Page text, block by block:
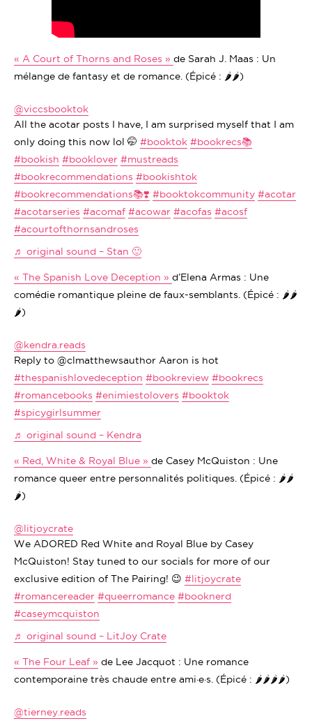
« A Court of Thorns and Roses » de Sarah J. Maas : Un
mélange de fantasy et de romance. (Épicé : 🌶️🌶️)
@viccsbooktok
All the acotar posts I have, I am surprised myself that I am
only doing this now lol 🤭 #booktok #bookrecs📚
#bookish #booklover #mustreads
#bookrecommendations #bookishtok
#bookrecommendations📚❣️ #booktokcommunity #acotar
#acotarseries #acomaf #acowar #acofas #acosf
#acourtofthornsandroses
♬ original sound – Stan 🙂
« The Spanish Love Deception » d’Elena Armas : Une
comédie romantique pleine de faux-semblants. (Épicé : 🌶️🌶️
🌶️)
@kendra.reads
Reply to @clmatthewsauthor Aaron is hot
#thespanishlovedeception #bookreview #bookrecs
#romancebooks #enimiestolovers #booktok
#spicygirlsummer
♬ original sound – Kendra
« Red, White & Royal Blue » de Casey McQuiston : Une
romance queer entre personnalités politiques. (Épicé : 🌶️🌶️
🌶️)
@litjoycrate
We ADORED Red White and Royal Blue by Casey
McQuiston! Stay tuned to our socials for more of our
exclusive edition of The Pairing! 😉 #litjoycrate
#romancereader #queerromance #booknerd
#caseymcquiston
♬ original sound – LitJoy Crate
« The Four Leaf » de Lee Jacquot : Une romance
contemporaine très chaude entre ami·e·s. (Épicé : 🌶️🌶️🌶️🌶️)
@tierney.reads